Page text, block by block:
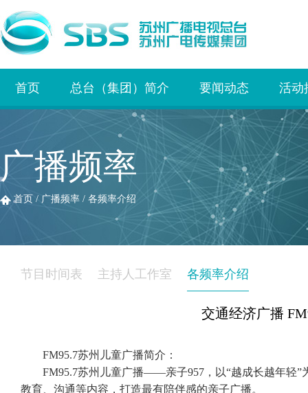
首页 总台（集团）简介 要闻动态 活动
广播频率
首页 / 广播频率 / 各频率介绍
节目时间表 主持人工作室 各频率介绍
交通经济广播
FM95.7苏州儿童广播简介：
FM95.7苏州儿童广播——亲子957，以“越成长越年轻”
教育、沟通等内容，打造最有陪伴感的亲子广播。